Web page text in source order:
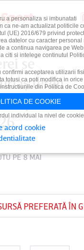
se
teren
Sport
PE 8 MAI
PREFERATĂ ÎN
a personaliza si imbunatati
ca ne-am actualizat politicile
(UE) 2016/679 privind
datelor cu caracter personal
a continua navigarea pe
citi si intelege continutul
acceptarea utilizarii
totusi ca poti modifica in orice
din Politica de
DE COOKIE
individual la nivel de
acord cookie